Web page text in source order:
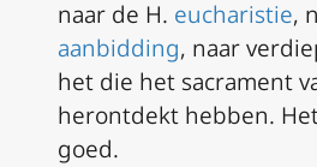
naar de H. eucharistie,
aanbidding, naar
het die het sacrament
herontdekt hebben.
goed.